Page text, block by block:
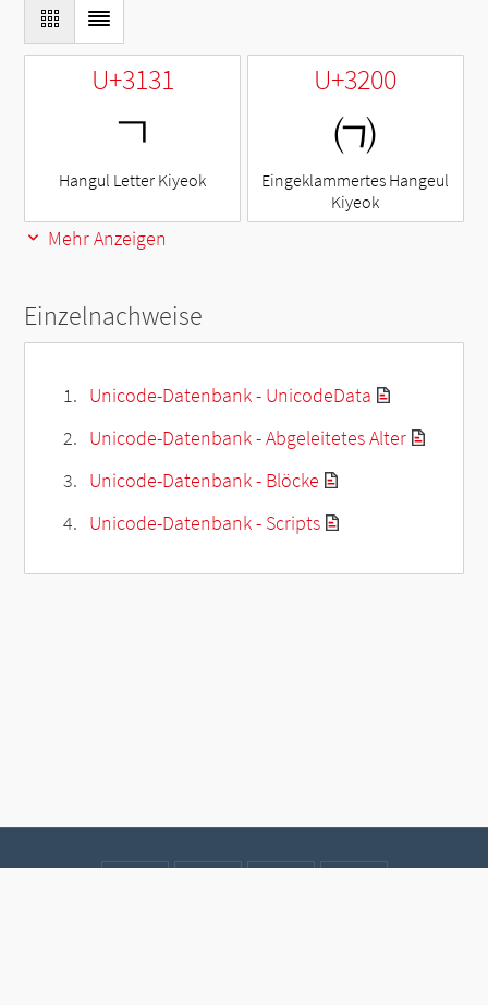
U+3131
ㄱ
Hangul Letter Kiyeok
U+3200
㈀
Eingeklammertes Hangeul
Kiyeok
Mehr Anzeigen
Einzelnachweise
Unicode-Datenbank - UnicodeData
Unicode-Datenbank - Abgeleitetes Alter
Unicode-Datenbank - Blöcke
Unicode-Datenbank - Scripts